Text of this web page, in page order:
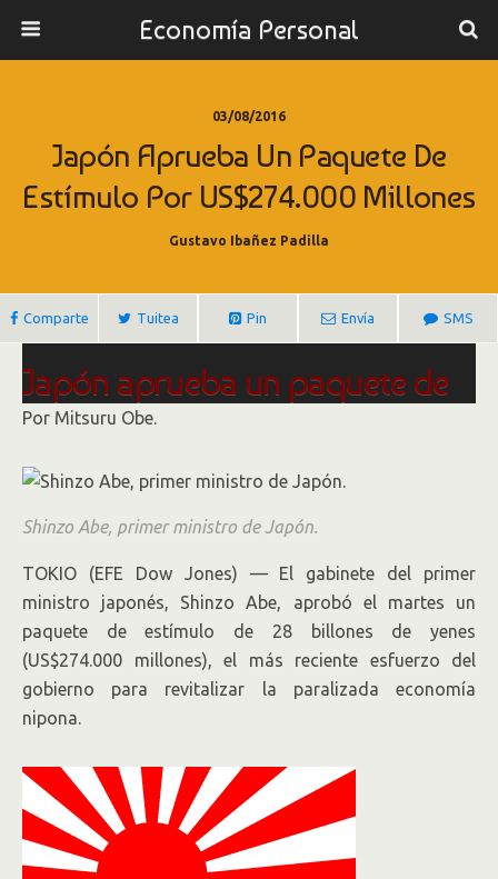
Economía Personal
03/08/2016
Japón Aprueba Un Paquete De
Estímulo Por US$274.000 Millones
Gustavo Ibañez Padilla
Comparte Tuitea Pin Envía SMS
Japón aprueba un paquete de
estímulo por US$274.000
millones
Por Mitsuru Obe.
Shinzo Abe, primer ministro de Japón.
TOKIO (EFE Dow Jones) — El gabinete del primer
ministro japonés, Shinzo Abe, aprobó el martes un
paquete de estímulo de 28 billones de yenes
(US$274.000 millones), el más reciente esfuerzo del
gobierno para revitalizar la paralizada economía
nipona.